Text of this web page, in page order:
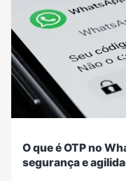
O que é OTP no
segurança e